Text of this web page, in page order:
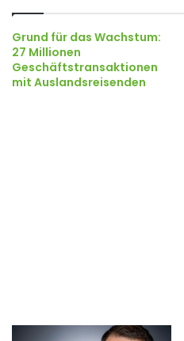
Grund für das Wachstum:
27 Millionen
Geschäftstransaktionen
mit Auslandsreisenden